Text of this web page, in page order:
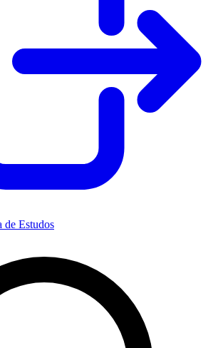
de Estudos